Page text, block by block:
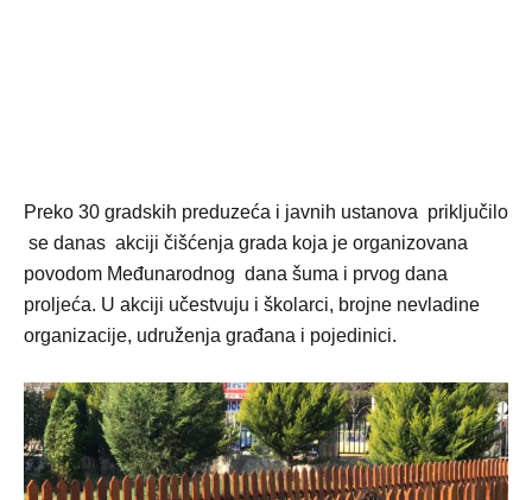
Preko 30 gradskih preduzeća i javnih ustanova priključilo
se danas akciji čišćenja grada koja je organizovana
povodom Međunarodnog dana šuma i prvog dana
proljeća. U akciji učestvuju i školarci, brojne nevladine
organizacije, udruženja građana i pojedinici.